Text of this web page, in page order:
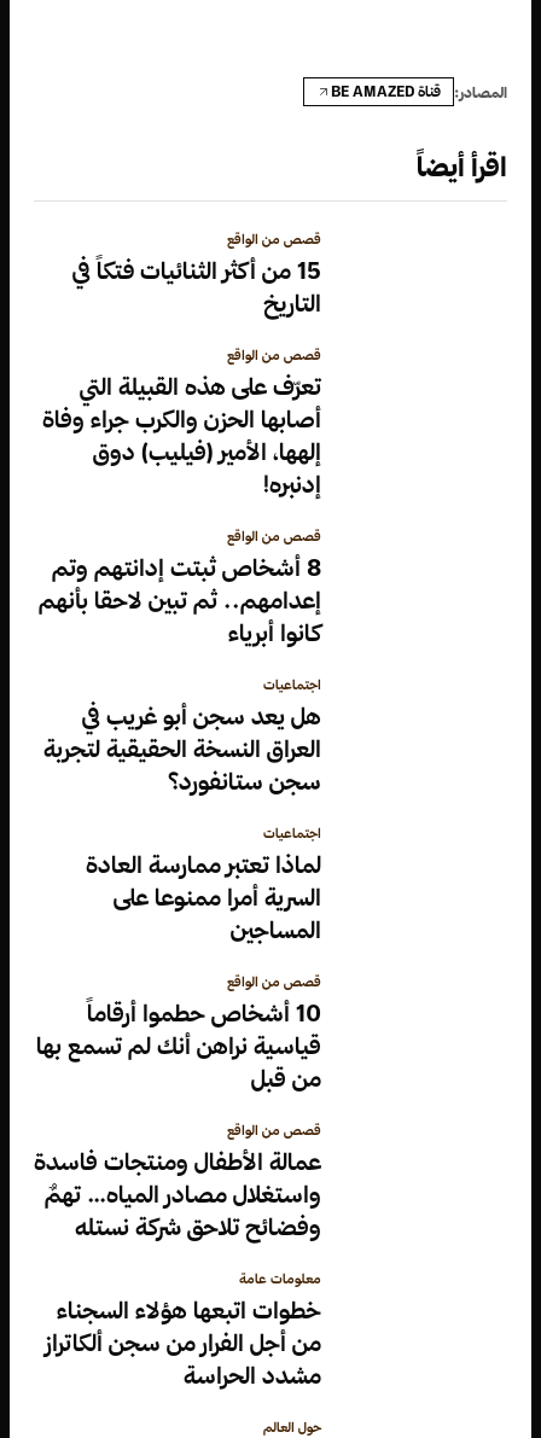
المصادر: قناة BE AMAZED
اقرأ أيضاً
قصص من الواقع
15 من أكثر الثنائيات فتكاً في
التاريخ
قصص من الواقع
تعرّف على هذه القبيلة التي
أصابها الحزن والكرب جراء وفاة
إلهها، الأمير (فيليب) دوق
إدنبره!
قصص من الواقع
8 أشخاص ثبتت إدانتهم وتم
إعدامهم.. ثم تبين لاحقا بأنهم
كانوا أبرياء
اجتماعيات
هل يعد سجن أبو غريب في
العراق النسخة الحقيقية لتجربة
سجن ستانفورد؟
اجتماعيات
لماذا تعتبر ممارسة العادة
السرية أمرا ممنوعا على
المساجين
قصص من الواقع
10 أشخاص حطموا أرقاماً
قياسية نراهن أنك لم تسمع بها
من قبل
قصص من الواقع
عمالة الأطفال ومنتجات فاسدة
واستغلال مصادر المياه… تهمٌ
وفضائح تلاحق شركة نستله
معلومات عامة
خطوات اتبعها هؤلاء السجناء
من أجل الفرار من سجن ألكاتراز
مشدد الحراسة
حول العالم